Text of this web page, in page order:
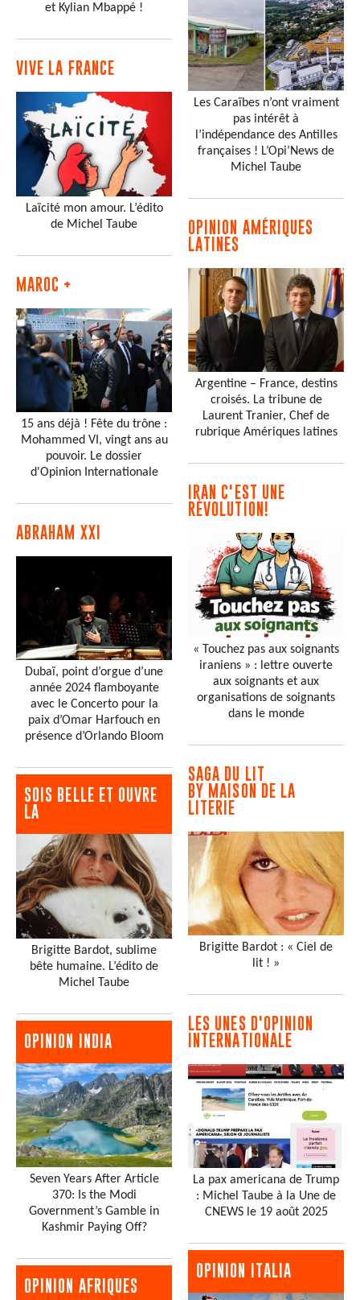
et Kylian Mbappé !
VIVE LA FRANCE
Laïcité mon amour. L’édito
de Michel Taube
MAROC +
15 ans déjà ! Fête du trône :
Mohammed VI, vingt ans au
pouvoir. Le dossier
d'Opinion Internationale
ABRAHAM XXI
Dubaï, point d’orgue d’une
année 2024 flamboyante
avec le Concerto pour la
paix d’Omar Harfouch en
présence d’Orlando Bloom
SOIS BELLE ET OUVRE
LA
Brigitte Bardot, sublime
bête humaine. L’édito de
Michel Taube
OPINION INDIA
Seven Years After Article
370: Is the Modi
Government’s Gamble in
Kashmir Paying Off?
OPINION AFRIQUES
Les Caraïbes n’ont vraiment
pas intérêt à
l’indépendance des Antilles
françaises ! L’Opi’News de
Michel Taube
OPINION AMÉRIQUES
LATINES
Argentine – France, destins
croisés. La tribune de
Laurent Tranier, Chef de
rubrique Amériques latines
IRAN C'EST UNE
RÉVOLUTION!
« Touchez pas aux soignants
iraniens » : lettre ouverte
aux soignants et aux
organisations de soignants
dans le monde
SAGA DU LIT
BY MAISON DE LA
LITERIE
Brigitte Bardot : « Ciel de
lit ! »
LES UNES D'OPINION
INTERNATIONALE
La pax americana de Trump
: Michel Taube à la Une de
CNEWS le 19 août 2025
OPINION ITALIA